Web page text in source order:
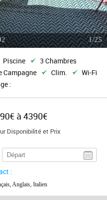
1/25
Piscine
3 Chambres
Campagne Clim.
Wi-Fi
:
à 4390€
Disponibilité et Prix
:
Anglais, Italien